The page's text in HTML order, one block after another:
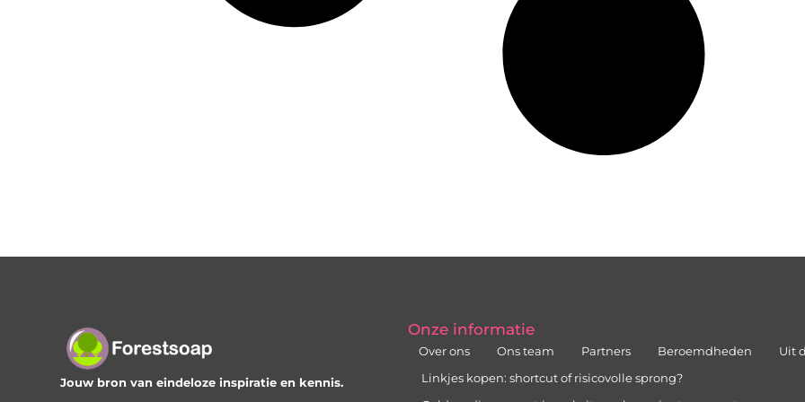
Jouw bron van eindeloze inspiratie en kennis.
Onze informatie
Over ons Ons team Partners Beroemdheden Uit
Linkjes kopen: shortcut of risicovolle sprong?